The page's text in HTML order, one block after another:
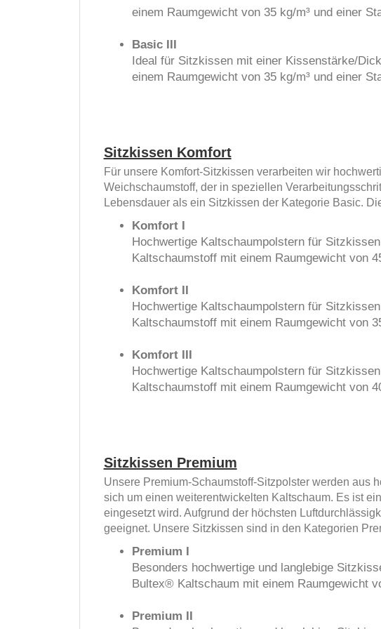
einem Raumgewicht von 35 kg/m³ und einer
Basic III
Ideal für Sitzkissen mit einer Kissenstärke/
einem Raumgewicht von 35 kg/m³ und einer
Sitzkissen Komfort
Für unsere Komfort-Sitzkissen verarbeiten wir
Weichschaumstoff, der in speziellen
Lebensdauer als ein Sitzkissen der Kategorie Basic.
Komfort I
Hochwertige Kaltschaumpolstern für
Kaltschaumstoff mit einem Raumgewicht von
Komfort II
Hochwertige Kaltschaumpolstern für
Kaltschaumstoff mit einem Raumgewicht von
Komfort III
Hochwertige Kaltschaumpolstern für
Kaltschaumstoff mit einem Raumgewicht von
Sitzkissen Premium
Unsere Premium-Schaumstoff-Sitzpolster werden
sich um einen weiterentwickelten Kaltschaum. Es ist
eingesetzt wird. Aufgrund der höchsten
geeignet. Unsere Sitzkissen sind in den Kategorien
Premium I
Besonders hochwertige und langlebige
Bultex® Kaltschaum mit einem Raumgewicht
Premium II